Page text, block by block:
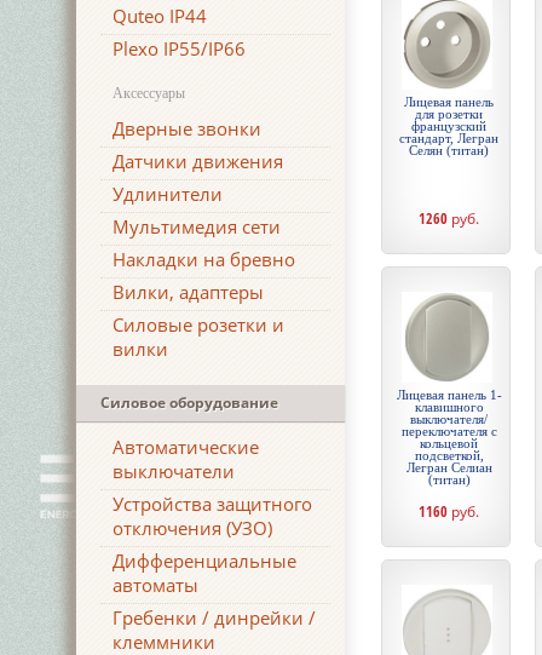
Quteo IP44
Plexo IP55/IP66
Аксессуары
Дверные звонки
Датчики движения
Удлинители
Мультимедия сети
Накладки на бревно
Вилки, адаптеры
Силовые розетки и
вилки
Силовое оборудование
Автоматические
выключатели
Устройства защитного
отключения (УЗО)
Дифференциальные
автоматы
Гребенки / динрейки /
клеммники
Лицевая панель
для розетки
французский
стандарт, Легран
Селян (титан)
1260 руб.
Лицевая панель 1-
клавишного
выключателя/
переключателя с
кольцевой
подсветкой,
Легран Селиан
(титан)
1160 руб.